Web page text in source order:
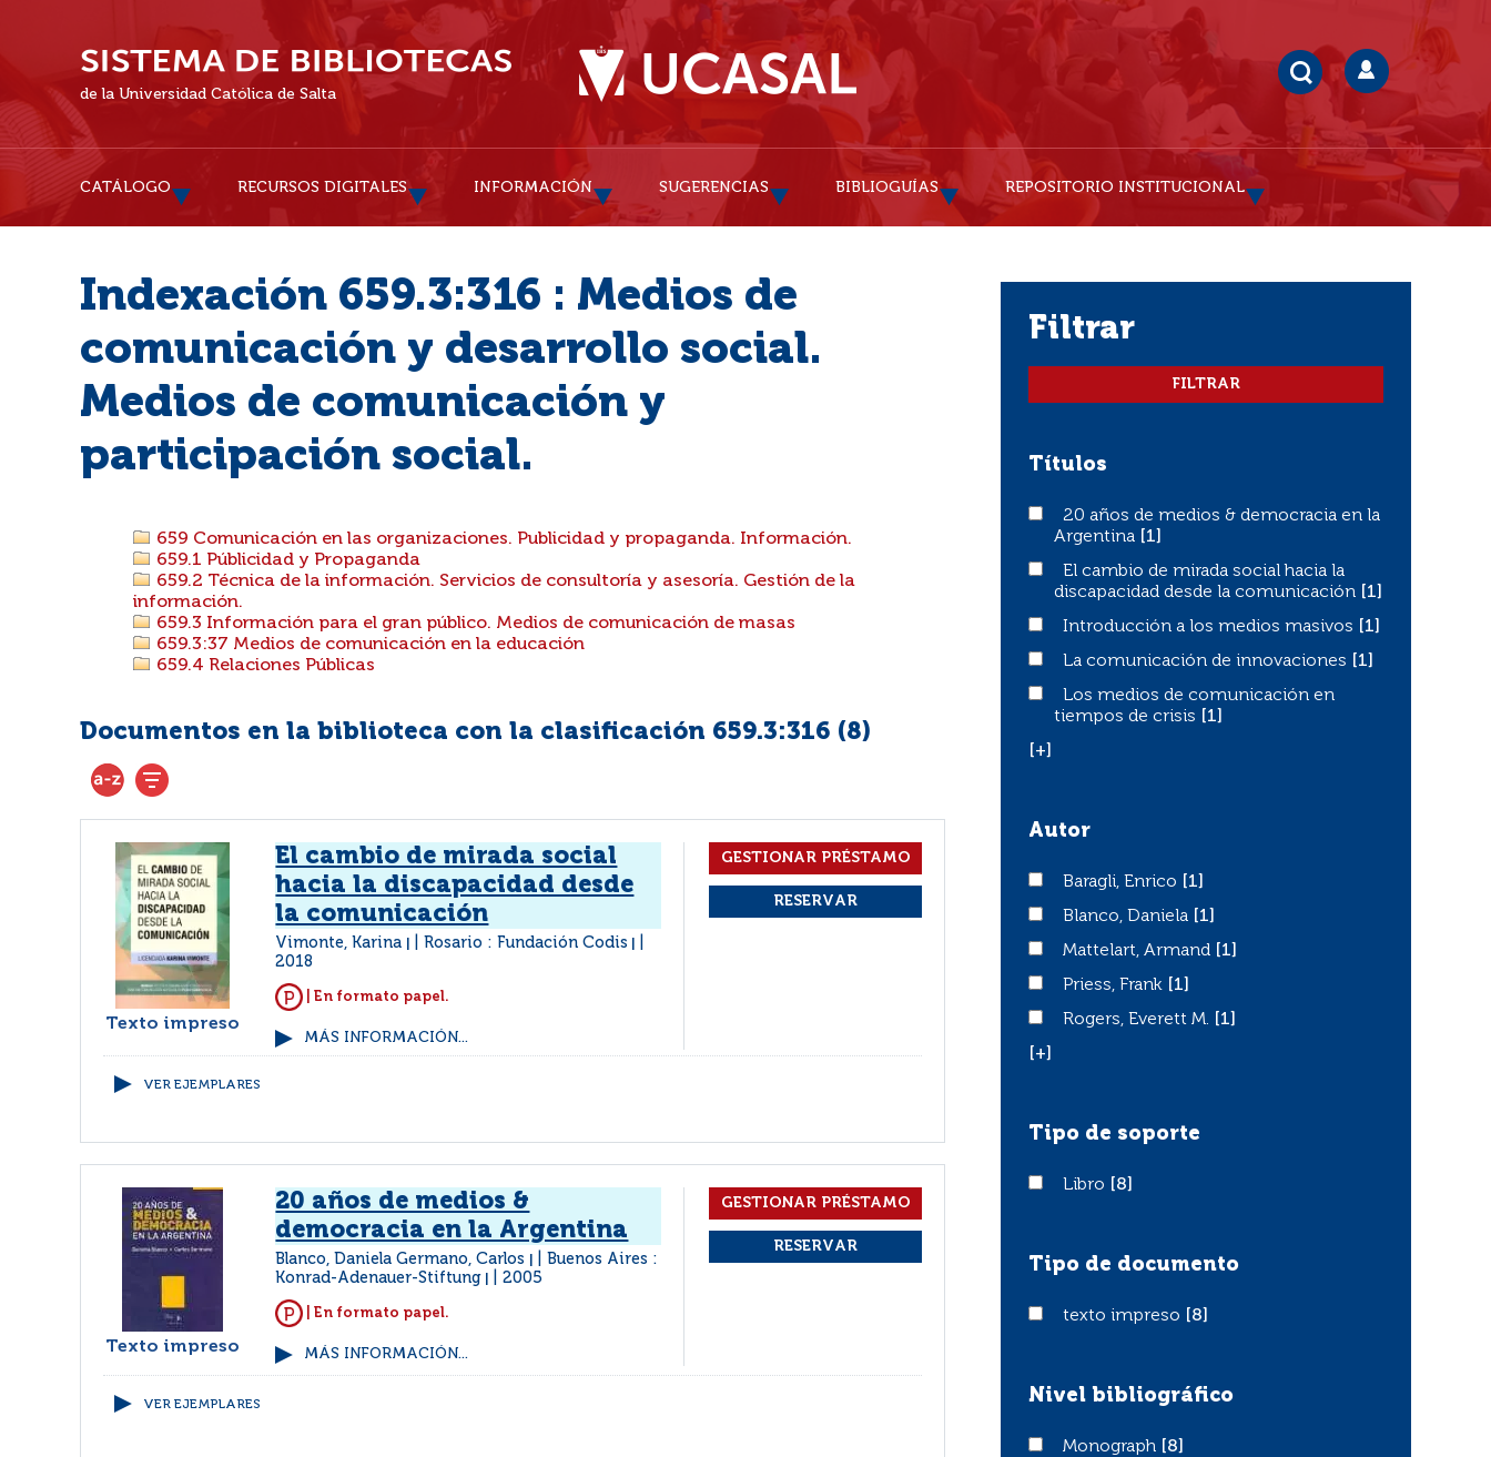
de la Universidad Católica de Salta
CATÁLOGO RECURSOS DIGITALES INFORMACIÓN SUGERENCIAS BIBLIOGUÍAS REPOSITORIO INSTITUCIONAL
Indexación 659.3:316 : Medios de
comunicación y desarrollo social.
Medios de comunicación y
participación social.
659 Comunicación en las organizaciones. Publicidad y propaganda. Información.
659.1 Públicidad y Propaganda
659.2 Técnica de la información. Servicios de consultoría y asesoría. Gestión de la
información.
659.3 Información para el gran público. Medios de comunicación de masas
659.3:37 Medios de comunicación en la educación
659.4 Relaciones Públicas
Documentos en la biblioteca con la clasificación 659.3:316 (8)
Texto impreso
El cambio de mirada social
hacia la discapacidad desde
la comunicación
Vimonte, Karina Rosario : Fundación Codis
2018
| En formato papel.
MÁS INFORMACIÓN...
VER EJEMPLARES
Texto impreso
20 años de medios &
democracia en la Argentina
Blanco, Daniela Germano, Carlos
Buenos Aires :
Konrad-Adenauer-Stiftung
2005
| En formato papel.
MÁS INFORMACIÓN...
VER EJEMPLARES
filtrar
Títulos
20 años de medios & democracia en la Argentina
20 años de medios & democracia en la
Argentina
[1]
El cambio de mirada social hacia la discapacidad desde
El cambio de mirada social hacia la
discapacidad desde la comunicación
[1]
Introducción a los medios masivos
Introducción a los medios masivos
[1]
La comunicación de innovaciones
La comunicación de innovaciones
[1]
Los medios de comunicación en tiempos de crisis
Los medios de comunicación en
tiempos de crisis
[1]
[+]
Autor
Baragli, Enrico
Baragli, Enrico
[1]
Blanco, Daniela
Blanco, Daniela
[1]
Mattelart, Armand
Mattelart, Armand
[1]
Priess, Frank
Priess, Frank
[1]
Rogers, Everett M.
Rogers, Everett M.
[1]
[+]
Tipo de soporte
LibroLibro [8]
Tipo de documento
texto impreso
texto impreso [8]
Nivel bibliográfico
Monograph
Monograph [8]